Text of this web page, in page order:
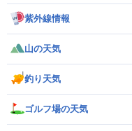
紫外線情報
山の天気
釣り天気
ゴルフ場の天気